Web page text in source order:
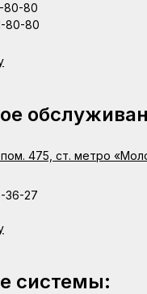
80-80
80-80
пом. 475, ст. метро
36-27
системы: